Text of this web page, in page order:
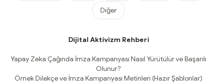
Diğer
Dijital Aktivizm Rehberi
Yapay Zeka Çağında İmza Kampanyası Nasıl Yürütülür ve Başarılı
Olunur?
Örnek Dilekçe ve İmza Kampanyası Metinleri (Hazır Şablonlar)